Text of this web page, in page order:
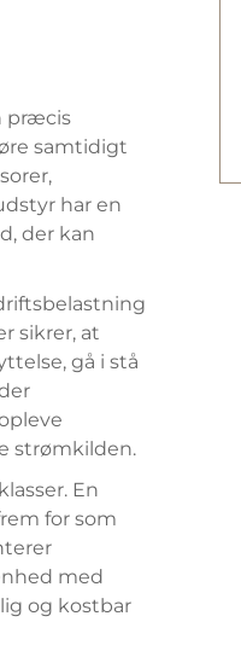
præcis
samtidigt
har en
der kan
sikrer, at
gå i stå
strømkilden.
En
for som
med
og kostbar